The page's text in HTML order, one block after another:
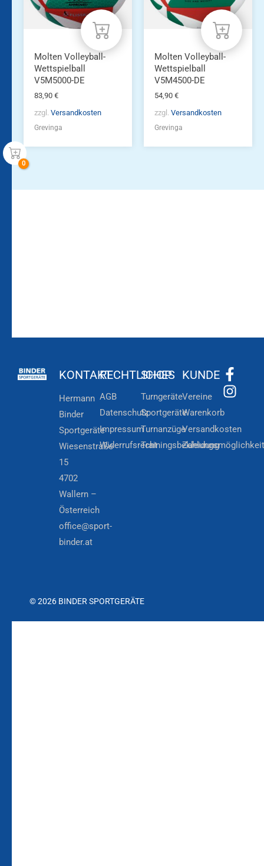
Molten Volleyball-
Wettspielball
V5M5000-DE
83,90 €
zzgl. Versandkosten
Grevinga
Molten Volleyball-
Wettspielball
V5M4500-DE
54,90 €
zzgl. Versandkosten
Grevinga
KONTAKT
Hermann
Binder
Sportgeräte
Wiesenstraße
15
4702
Wallern –
Österreich
office@sport-
binder.at
RECHTLICHES
AGB
Datenschutz
Impressum
Widerrufsrecht
SHOP
Turngeräte
Sportgeräte
Turnanzüge
Trainingsbekleidung
KUNDE
Vereine
Warenkorb
Versandkosten
© 2026 BINDER SPORTGERÄTE